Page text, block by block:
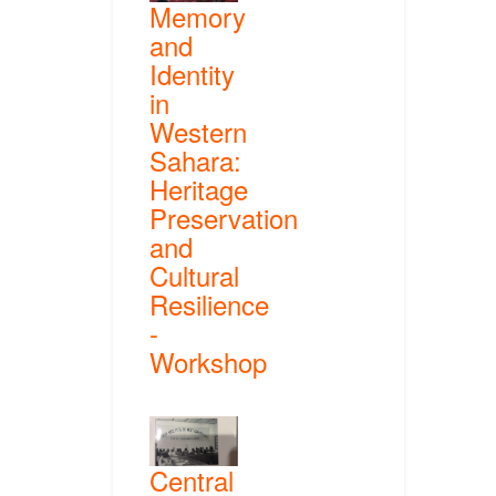
Memory
and
Identity
in
Western
Sahara:
Heritage
Preservation
and
Cultural
Resilience
-
Workshop
Central